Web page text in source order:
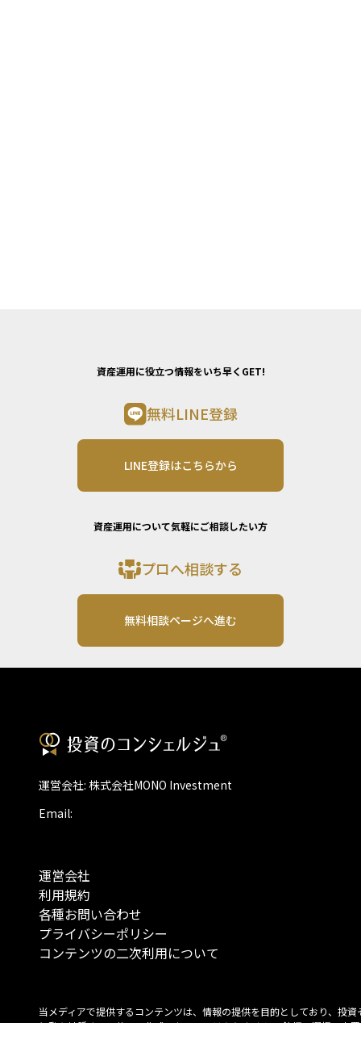
資産運用に役立つ情報をいち早くGET!
無料LINE登録
LINE登録はこちらから
資産運用について気軽にご相談したい方
プロへ相談する
無料相談ページへ進む
運営会社: 株式会社MONO Investment
Email:
運営会社
利用規約
各種お問い合わせ
プライバシーポリシー
コンテンツの二次利用について
当メディアで提供するコンテンツは、情報の提供を目的としており、投資
行動を勧誘する目的で、作成したものではありません。 銘柄の選択、売